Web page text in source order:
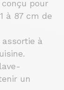
pour
à 87 cm de
à
un